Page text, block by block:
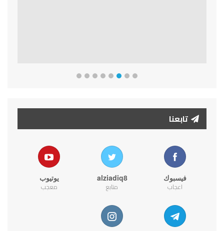
تابعنا
فيسبوك
اعجاب
alziadiq8
متابع
يوتيوب
معجب